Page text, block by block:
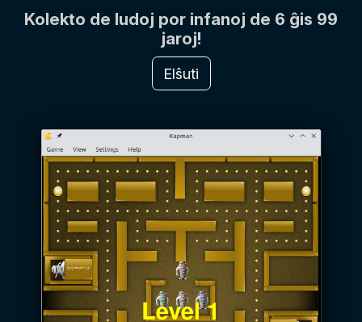
Kolekto de ludoj por infanoj de 6 ĝis 99
jaroj!
Elŝuti